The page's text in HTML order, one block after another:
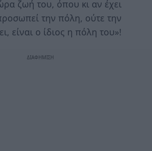
ζωή του, όπου κι αν έχει
την πόλη, ούτε την
είναι ο ίδιος η πόλη του»!